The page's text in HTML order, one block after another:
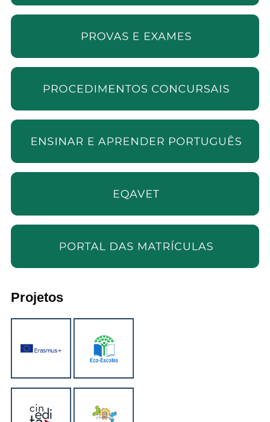
Projetos